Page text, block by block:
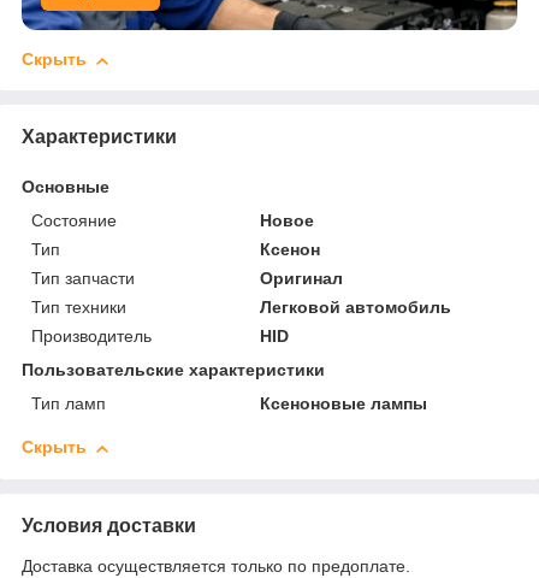
Скрыть
Характеристики
Основные
Состояние
Новое
Тип
Ксенон
Тип запчасти
Оригинал
Тип техники
Легковой автомобиль
Производитель
HID
Пользовательские характеристики
Тип ламп
Ксеноновые лампы
Скрыть
Условия доставки
Доставка осуществляется только по предоплате.